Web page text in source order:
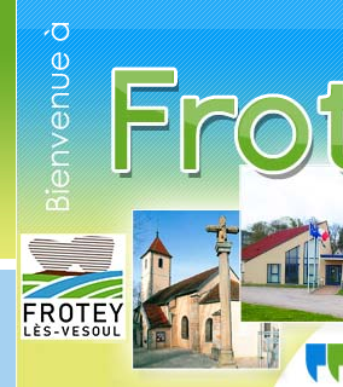
Cookies management panel